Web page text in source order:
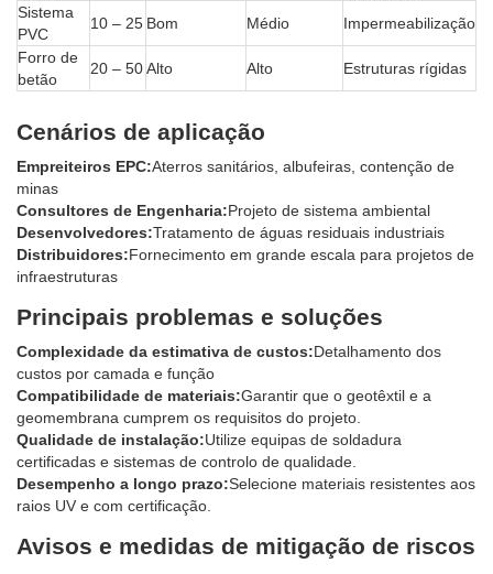
Sistema
PVC
10 – 25 Bom Médio
Impermeabilização
Forro de
betão
20 – 50Alto Alto Estruturas rígidas
Cenários de aplicação
Empreiteiros EPC:Aterros sanitários, albufeiras, contenção de
minas
Consultores de Engenharia:Projeto de sistema ambiental
Desenvolvedores:Tratamento de águas residuais industriais
Distribuidores:Fornecimento em grande escala para projetos de
infraestruturas
Principais problemas e soluções
Complexidade da estimativa de custos:Detalhamento dos
custos por camada e função
Compatibilidade de materiais:Garantir que o geotêxtil e a
geomembrana cumprem os requisitos do projeto.
Qualidade de instalação:Utilize equipas de soldadura
certificadas e sistemas de controlo de qualidade.
Desempenho a longo prazo:Selecione materiais resistentes aos
raios UV e com certificação.
Avisos e medidas de mitigação de riscos